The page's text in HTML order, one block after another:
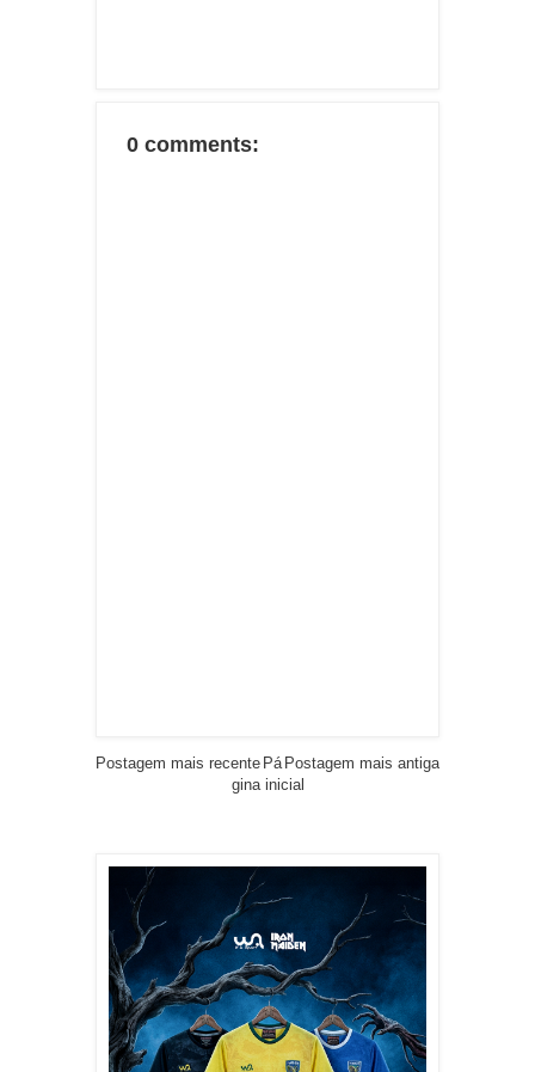
0 comments:
Postagem mais recente Postagem mais antiga
Pá
gina inicial